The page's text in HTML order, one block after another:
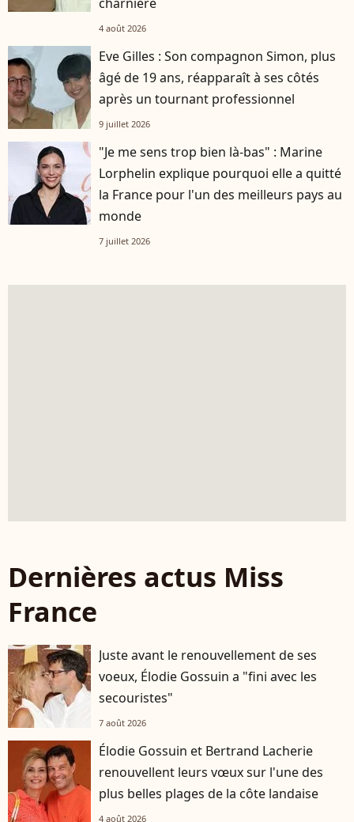
4 août 2026
Eve Gilles : Son compagnon Simon, plus
âgé de 19 ans, réapparaît à ses côtés
après un tournant professionnel
9 juillet 2026
"Je me sens trop bien là-bas" : Marine
Lorphelin explique pourquoi elle a quitté
la France pour l'un des meilleurs pays au
monde
7 juillet 2026
Dernières actus Miss
France
Juste avant le renouvellement de ses
voeux, Élodie Gossuin a "fini avec les
secouristes"
7 août 2026
Élodie Gossuin et Bertrand Lacherie
renouvellent leurs vœux sur l'une des
plus belles plages de la côte landaise
4 août 2026